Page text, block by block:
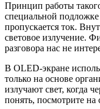
Принцип работы
специальной подложке
пропускается ток.
световое излучение.
разговора нас не
В OLED-экране
только на основе
излучают свет, когда
понять, посмотрите